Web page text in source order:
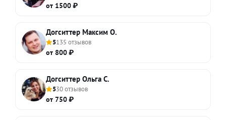
от 1500 ₽
Догситтер Максим О.
5135 отзывов
от 800 ₽
Догситтер Ольга С.
530 отзывов
от 750 ₽